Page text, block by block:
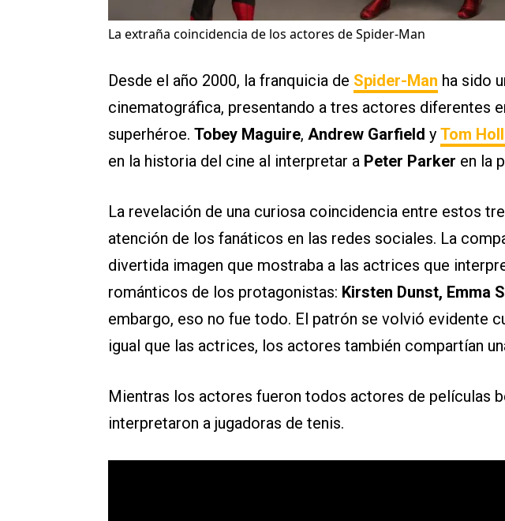
La extraña coincidencia de los actores de Spider-Man
Desde el año 2000, la franquicia de Spider-Man ha sido
cinematográfica, presentando a tres actores diferentes
superhéroe. Tobey Maguire, Andrew Garfield y Tom
en la historia del cine al interpretar a Peter Parker en la
La revelación de una curiosa coincidencia entre estos
atención de los fanáticos en las redes sociales. La
divertida imagen que mostraba a las actrices que
románticos de los protagonistas: Kirsten Dunst, Emma
embargo, eso no fue todo. El patrón se volvió evidente
igual que las actrices, los actores también compartían
Mientras los actores fueron todos actores de películas
interpretaron a jugadoras de tenis.